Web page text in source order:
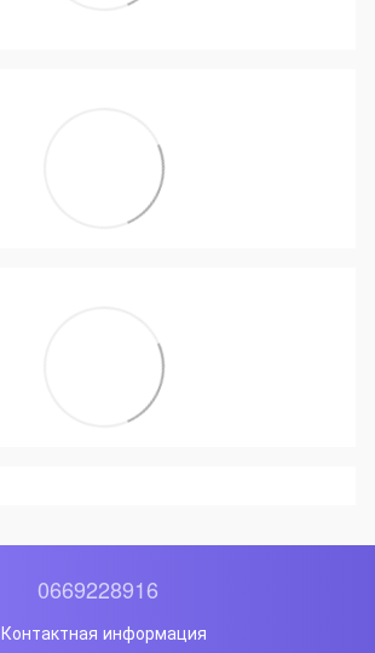
0669228916
Контактная информация